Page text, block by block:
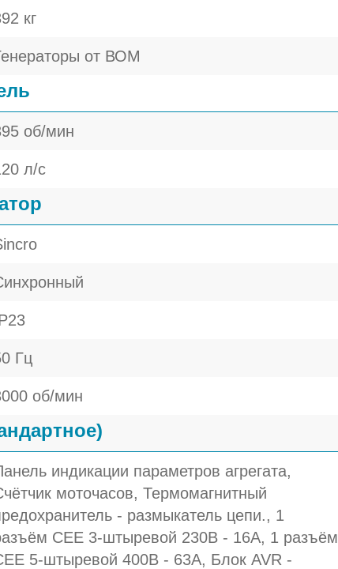
кг
от ВОМ
об/мин
л/c
Гц
об/мин
индикации параметров агрегата,
моточасов, Термомагнитный
- размыкатель цепи., 1
CEE 3-штыревой 230В - 16A, 1 разъём
5-штыревой 400В - 63A, Блок AVR -